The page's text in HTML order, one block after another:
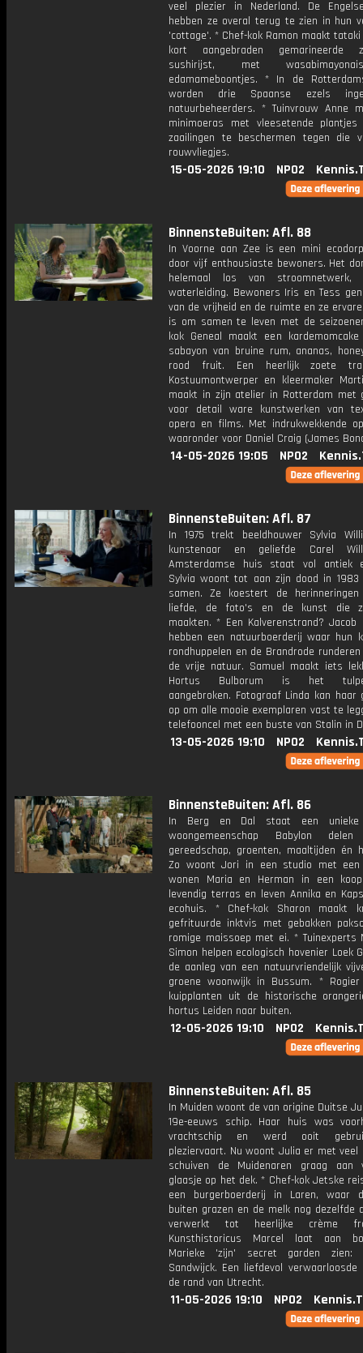
veel plezier in Nederland. De
hebben ze overal terug te zien in hun
'cottage'. * Chef-kok Ramon maakt tataki
kort aangebraden gemarineerde
sushirijst, met
edamameboontjes. * In de
worden drie Spaanse ezels
natuurbeheerders. * Tuinvrouw Anne
minimoeras met vleesetende
zaailingen te beschermen tegen die
rouwvliegjes.
15-05-2026 19:10 NPO2
BinnensteBuiten: Afl. 88
In Voorne aan Zee is een mini
door vijf enthousiaste bewoners. Het
helemaal los van
waterleiding. Bewoners Iris en Tess
van de vrijheid en de ruimte en ze
is om samen te leven met de
kok Geneal maakt een
sabayon van bruine rum, ananas,
rood fruit. Een heerlijk zoete
Kostuumontwerper en kleermaker
maakt in zijn atelier in Rotterdam met
voor detail ware kunstwerken van
opera en films. Met indrukwekkende
waaronder voor Daniel Craig (James
14-05-2026 19:05 NPO2
BinnensteBuiten: Afl. 87
In 1975 trekt beeldhouwer Sylvia
kunstenaar en geliefde Carel
Amsterdamse huis staat vol antiek
Sylvia woont tot aan zijn dood in
samen. Ze koestert de
liefde, de foto's en de kunst die
maakten. * Een Kalverenstrand? Jacob
hebben een natuurboerderij waar hun
rondhuppelen en de Brandrode
de vrije natuur. Samuel maakt iets
Hortus Bulborum is het
aangebroken. Fotograaf Linda kan haar
op om alle mooie exemplaren vast te
telefooncel met een buste van Stalin in
13-05-2026 19:10 NPO2
BinnensteBuiten: Afl. 86
In Berg en Dal staat een
woongemeenschap Babylon delen
gereedschap, groenten, maaltijden én
Zo woont Jori in een studio met een
wonen Maria en Herman in een
levendig terras en leven Annika en
ecohuis. * Chef-kok Sharon maakt
gefrituurde inktvis met gebakken
romige maissoep met ei. * Tuinexperts
Simon helpen ecologisch hovenier Loek
de aanleg van een natuurvriendelijk
groene woonwijk in Bussum. *
kuipplanten uit de historische
hortus Leiden naar buiten.
12-05-2026 19:10 NPO2
BinnensteBuiten: Afl. 85
In Muiden woont de van origine Duitse
19e-eeuws schip. Haar huis was
vrachtschip en werd ooit
pleziervaart. Nu woont Julia er met veel
schuiven de Muidenaren graag aan
glaasje op het dek. * Chef-kok Jetske
een burgerboerderij in Laren, waar
buiten grazen en de melk nog dezelfde
verwerkt tot heerlijke crème
Kunsthistoricus Marcel laat aan
Marieke 'zijn' secret garden zien:
Sandwijck. Een liefdevol verwaarloosde
de rand van Utrecht.
11-05-2026 19:10 NPO2